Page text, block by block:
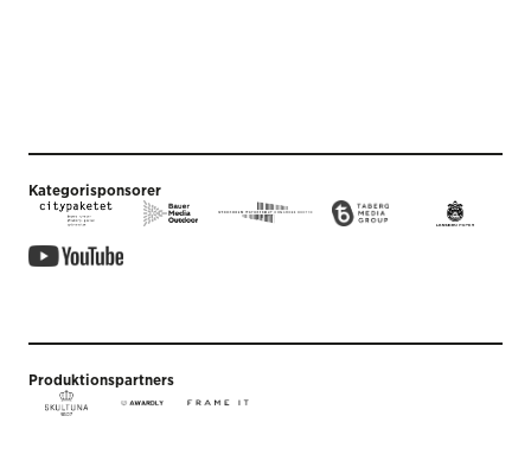
Kategorisponsorer
Produktionspartners